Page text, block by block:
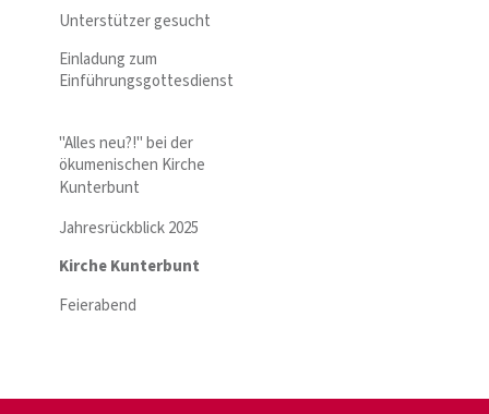
Unterstützer gesucht
Einladung zum
Einführungsgottesdienst
"Alles neu?!" bei der
ökumenischen Kirche
Kunterbunt
Jahresrückblick 2025
Kirche Kunterbunt
Feierabend